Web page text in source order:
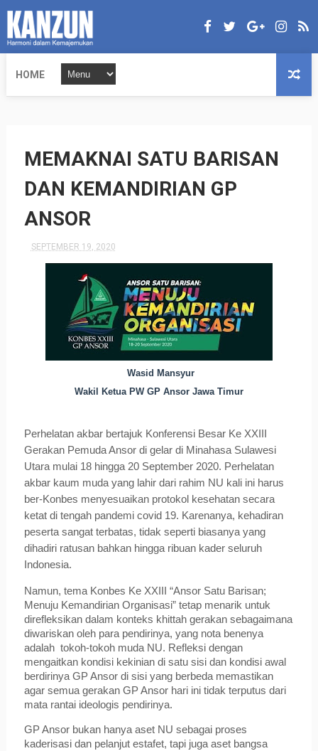
HOME
MEMAKNAI SATU BARISAN
DAN KEMANDIRIAN GP
ANSOR
SEPTEMBER 19, 2020
Wasid Mansyur
Wakil Ketua PW GP Ansor Jawa Timur
Perhelatan akbar bertajuk Konferensi Besar Ke XXIII
Gerakan Pemuda Ansor di gelar di Minahasa Sulawesi
Utara mulai 18 hingga 20 September 2020. Perhelatan
akbar kaum muda yang lahir dari rahim NU kali ini harus
ber-Konbes menyesuaikan protokol kesehatan secara
ketat di tengah pandemi covid 19. Karenanya, kehadiran
peserta sangat terbatas, tidak seperti biasanya yang
dihadiri ratusan bahkan hingga ribuan kader seluruh
Indonesia.
Namun, tema Konbes Ke XXIII “Ansor Satu Barisan;
Menuju Kemandirian Organisasi” tetap menarik untuk
direfleksikan dalam konteks khittah gerakan sebagaimana
diwariskan oleh para pendirinya, yang nota benenya
adalah tokoh-tokoh muda NU. Refleksi dengan
mengaitkan kondisi kekinian di satu sisi dan kondisi awal
berdirinya GP Ansor di sisi yang berbeda memastikan
agar semua gerakan GP Ansor hari ini tidak terputus dari
mata rantai ideologis pendirinya.
GP Ansor bukan hanya aset NU sebagai proses
kaderisasi dan pelanjut estafet, tapi juga aset bangsa